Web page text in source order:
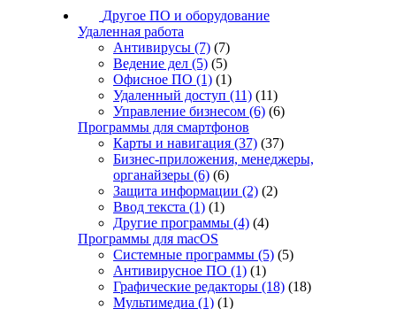
Другое ПО и оборудование
Удаленная работа
Антивирусы (7) (7)
Ведение дел (5) (5)
Офисное ПО (1) (1)
Удаленный доступ (11) (11)
Управление бизнесом (6) (6)
Программы для смартфонов
Карты и навигация (37) (37)
Бизнес-приложения, менеджеры,
органайзеры (6) (6)
Защита информации (2) (2)
Ввод текста (1) (1)
Другие программы (4) (4)
Программы для macOS
Системные программы (5) (5)
Антивирусное ПО (1) (1)
Графические редакторы (18) (18)
Мультимедиа (1) (1)